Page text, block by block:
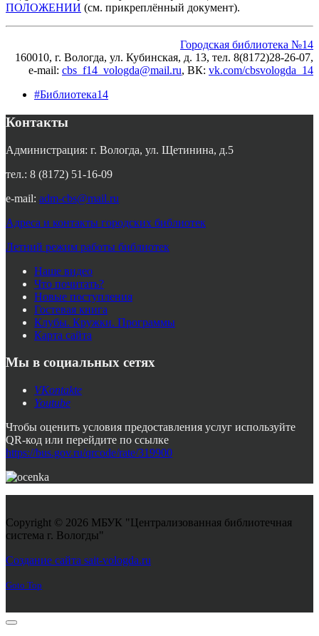
ПОЛОЖЕНИИ (см. прикреплённый документ).
Городская библиотека №14
160010, г. Вологда, ул. Кубинская, д. 13, тел. 8(8172)28-26-07,
e-mail: cbs_f14_vologda@mail.ru, ВК: vk.com/cbsvologda_14
#Библиотека14
Контакты
Администрация: г. Вологда, ул. Щетинина, д.5
тел.: 8 (8172) 51-16-09
e-mail: adm-cbs@mail.ru
Адреса и контакты городских библиотек
Летний режим работы библиотек
Наше видео
Что почитать?
Новые поступления
Гостевая книга
Клубы. Кружки. Программы
Карта сайта
Мы в социальных сетях
VKontakte
Youtube
Чтобы оценить условия предоставления услуг используйте
QR-код или перейдите по ссылке
https://bus.gov.ru/qrcode/rate/319900
Copyright © 2026 МБУК "Централизованная библиотечная
система г. Вологды"
Создание сайта sait-vologda.ru
Goto Top